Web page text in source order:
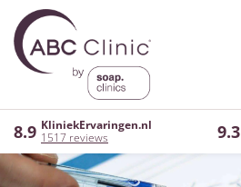
8.9 KliniekErvaringen.nl
1517 reviews
9.3